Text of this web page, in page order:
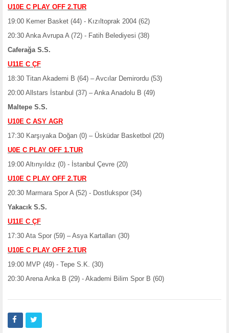
U10E C PLAY OFF 2.TUR
19:00 Kemer Basket (44) - Kızıltoprak 2004 (62)
20:30 Anka Avrupa A (72) - Fatih Belediyesi (38)
Caferağa S.S.
U11E C ÇF
18:30 Titan Akademi B (64) – Avcılar Demirordu (53)
20:00 Allstars İstanbul (37) – Anka Anadolu B (49)
Maltepe S.S.
U10E C ASY AGR
17:30 Karşıyaka Doğan (0) – Üsküdar Basketbol (20)
U0E C PLAY OFF 1.TUR
19:00 Altınyıldız (0) - İstanbul Çevre (20)
U10E C PLAY OFF 2.TUR
20:30 Marmara Spor A (52) - Dostlukspor (34)
Yakacık S.S.
U11E C ÇF
17:30 Ata Spor (59) – Asya Kartalları (30)
U10E C PLAY OFF 2.TUR
19:00 MVP (49) - Tepe S.K. (30)
20:30 Arena Anka B (29) - Akademi Bilim Spor B (60)